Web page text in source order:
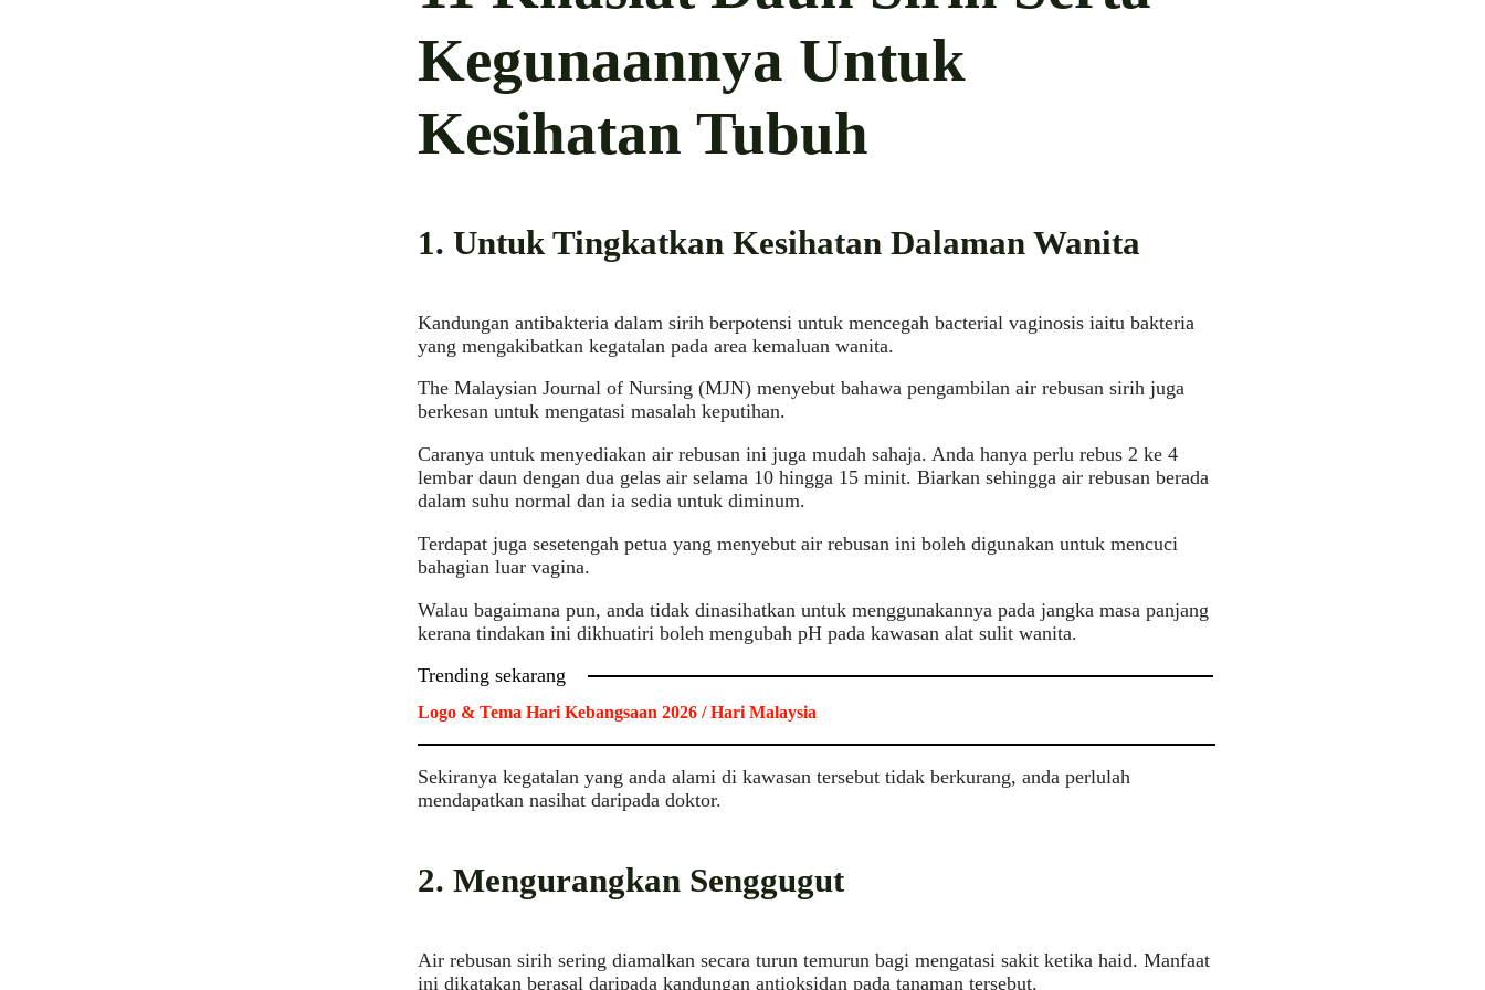
Kegunaannya Untuk
Kesihatan Tubuh
1. Untuk Tingkatkan Kesihatan Dalaman Wanita
Kandungan antibakteria dalam sirih berpotensi untuk mencegah bacterial vaginosis iaitu bakteria
yang mengakibatkan kegatalan pada area kemaluan wanita.
The Malaysian Journal of Nursing (MJN) menyebut bahawa pengambilan air rebusan sirih juga
berkesan untuk mengatasi masalah keputihan.
Caranya untuk menyediakan air rebusan ini juga mudah sahaja. Anda hanya perlu rebus 2 ke 4
lembar daun dengan dua gelas air selama 10 hingga 15 minit. Biarkan sehingga air rebusan berada
dalam suhu normal dan ia sedia untuk diminum.
Terdapat juga sesetengah petua yang menyebut air rebusan ini boleh digunakan untuk mencuci
bahagian luar vagina.
Walau bagaimana pun, anda tidak dinasihatkan untuk menggunakannya pada jangka masa panjang
kerana tindakan ini dikhuatiri boleh mengubah pH pada kawasan alat sulit wanita.
Trending sekarang
Logo & Tema Hari Kebangsaan 2026 / Hari Malaysia
Sekiranya kegatalan yang anda alami di kawasan tersebut tidak berkurang, anda perlulah
mendapatkan nasihat daripada doktor.
2. Mengurangkan Senggugut
Air rebusan sirih sering diamalkan secara turun temurun bagi mengatasi sakit ketika haid. Manfaat
ini dikatakan berasal daripada kandungan antioksidan pada tanaman tersebut.